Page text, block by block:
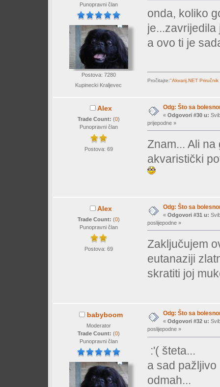
Punopravni član
Postova: 7280
Kupinecki Kraljevec
onda, koliko
je...zavrijedila
a ovo ti je
Pročitajte:"Akvarij.NET
Alex
Trade Count: (0)
Punopravni član
Postova: 69
Odg: Što sa
« Odgovori #30 u:
prijepodne »
Znam... Ali
akvaristički
Alex
Trade Count: (0)
Punopravni član
Postova: 69
Odg: Što sa
« Odgovori #31 u:
poslijepodne »
Zaključujem
eutanaziji
skratiti joj
babyboom
Moderator
Trade Count: (0)
Punopravni član
Odg: Što sa
« Odgovori #32 u:
poslijepodne »
:'( šteta...
a sad
odmah...